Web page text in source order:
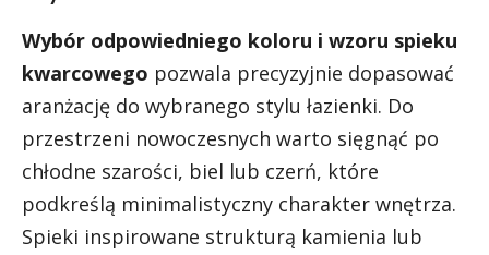
Wybór odpowiedniego koloru i wzoru spieku
kwarcowego pozwala precyzyjnie dopasować
aranżację do wybranego stylu łazienki. Do
przestrzeni nowoczesnych warto sięgnąć po
chłodne szarości, biel lub czerń, które
podkreślą minimalistyczny charakter wnętrza.
Spieki inspirowane strukturą kamienia lub